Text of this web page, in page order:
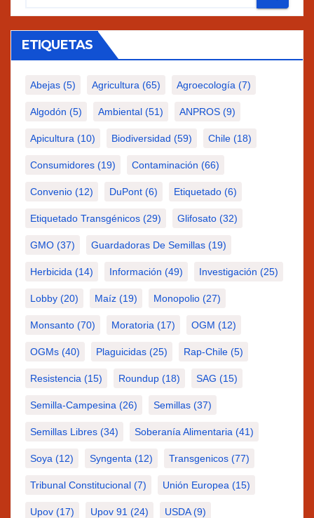
ETIQUETAS
Abejas (5) Agricultura (65) Agroecología (7)
Algodón (5) Ambiental (51) ANPROS (9)
Apicultura (10) Biodiversidad (59) Chile (18)
Consumidores (19) Contaminación (66)
Convenio (12) DuPont (6) Etiquetado (6)
Etiquetado Transgénicos (29) Glifosato (32)
GMO (37) Guardadoras De Semillas (19)
Herbicida (14) Información (49) Investigación (25)
Lobby (20) Maíz (19) Monopolio (27)
Monsanto (70) Moratoria (17) OGM (12)
OGMs (40) Plaguicidas (25) Rap-Chile (5)
Resistencia (15) Roundup (18) SAG (15)
Semilla-Campesina (26) Semillas (37)
Semillas Libres (34) Soberanía Alimentaria (41)
Soya (12) Syngenta (12) Transgenicos (77)
Tribunal Constitucional (7) Unión Europea (15)
Upov (17) Upov 91 (24) USDA(9)